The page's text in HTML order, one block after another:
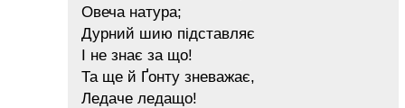
Овеча натура;
Дурний шию підставляє
І не знає за що!
Та ще й Ґонту зневажає,
Ледаче ледащо!